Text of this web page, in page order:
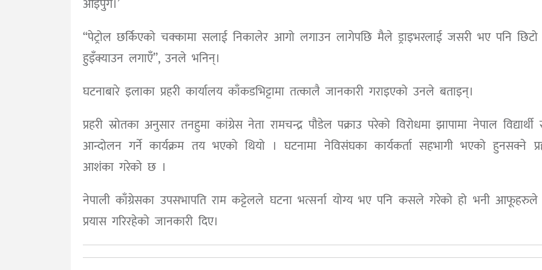
आइपुगेँ।’
“पेट्रोल छर्किएको चक्कामा सलाई निकालेर आगो लगाउन लागेपछि मैले ड्राइभरलाई जसरी भए पनि छिटो
हुइँक्याउन लगाएँ’’, उनले भनिन्।
घटनाबारे इलाका प्रहरी कार्यालय काँकडभिट्टामा तत्कालै जानकारी गराइएको उनले बताइन्।
प्रहरी स्रोतका अनुसार तनहुमा कांग्रेस नेता रामचन्द्र पौडेल पक्राउ परेको विरोधमा झापामा नेपाल
आन्दोलन गर्ने कार्यक्रम तय भएको थियो । घटनामा नेविसंघका कार्यकर्ता सहभागी भएको हुनसक्ने
आशंका गरेको छ ।
नेपाली काँग्रेसका उपसभापति राम कट्टेलले घटना भत्सर्ना योग्य भए पनि कसले गरेको हो भनी
प्रयास गरिरहेको जानकारी दिए।